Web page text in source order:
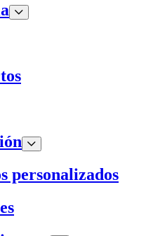
personalizados